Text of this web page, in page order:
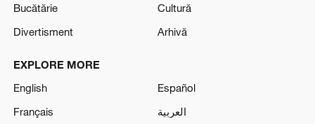
Bucătărie
Cultură
Divertisment
Arhivă
EXPLORE MORE
English
Español
Français
العربية